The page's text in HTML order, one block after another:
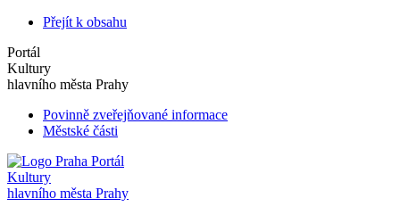
Přejít k obsahu
Portál
Kultury
hlavního města Prahy
Povinně zveřejňované informace
Městské části
Portál
Kultury
hlavního města Prahy